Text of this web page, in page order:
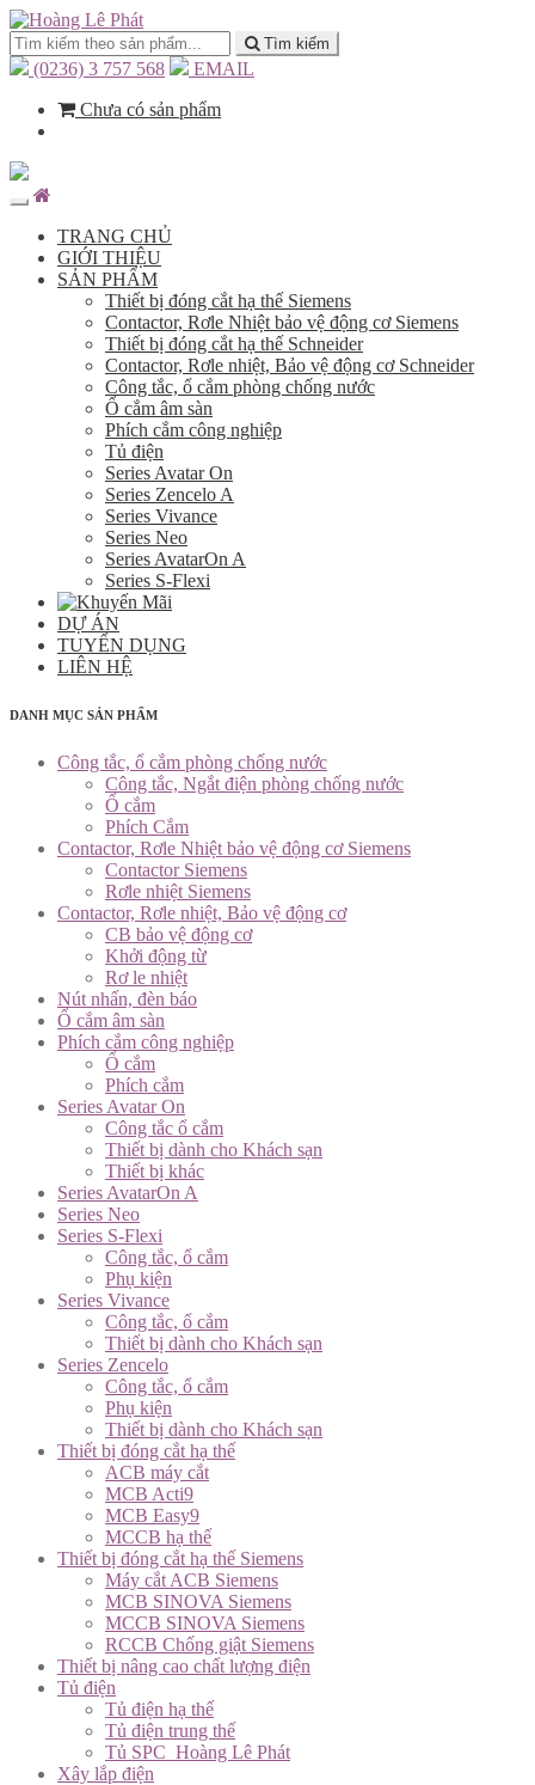
Tìm kiếm
(0236) 3 757 568
EMAIL
Chưa có sản phẩm
TRANG CHỦ
GIỚI THIỆU
SẢN PHẨM
Thiết bị đóng cắt hạ thế Siemens
Contactor, Rơle Nhiệt bảo vệ động cơ Siemens
Thiết bị đóng cắt hạ thế Schneider
Contactor, Rơle nhiệt, Bảo vệ động cơ Schneider
Công tắc, ổ cắm phòng chống nước
Ổ cắm âm sàn
Phích cắm công nghiệp
Tủ điện
Series Avatar On
Series Zencelo A
Series Vivance
Series Neo
Series AvatarOn A
Series S-Flexi
DỰ ÁN
TUYỂN DỤNG
LIÊN HỆ
DANH MỤC SẢN PHẨM
Công tắc, ổ cắm phòng chống nước
Công tắc, Ngắt điện phòng chống nước
Ổ cắm
Phích Cắm
Contactor, Rơle Nhiệt bảo vệ động cơ Siemens
Contactor Siemens
Rơle nhiệt Siemens
Contactor, Rơle nhiệt, Bảo vệ động cơ
CB bảo vệ động cơ
Khởi động từ
Rơ le nhiệt
Nút nhấn, đèn báo
Ổ cắm âm sàn
Phích cắm công nghiệp
Ổ cắm
Phích cắm
Series Avatar On
Công tắc ổ cắm
Thiết bị dành cho Khách sạn
Thiết bị khác
Series AvatarOn A
Series Neo
Series S-Flexi
Công tắc, ổ cắm
Phụ kiện
Series Vivance
Công tắc, ổ cắm
Thiết bị dành cho Khách sạn
Series Zencelo
Công tắc, ổ cắm
Phụ kiện
Thiết bị dành cho Khách sạn
Thiết bị đóng cắt hạ thế
ACB máy cắt
MCB Acti9
MCB Easy9
MCCB hạ thế
Thiết bị đóng cắt hạ thế Siemens
Máy cắt ACB Siemens
MCB SINOVA Siemens
MCCB SINOVA Siemens
RCCB Chống giật Siemens
Thiết bị nâng cao chất lượng điện
Tủ điện
Tủ điện hạ thế
Tủ điện trung thế
Tủ SPC_Hoàng Lê Phát
Xây lắp điện